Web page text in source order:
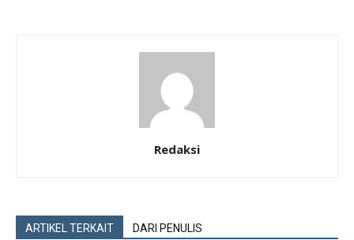
Redaksi
ARTIKEL TERKAIT DARI PENULIS